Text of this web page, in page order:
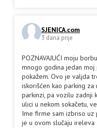
SJENICA.com
3 dana prije
POZNAVAJUĆI moju
mnogo godina jedan
pokažem. Ovo je valjda
iskorišćen kao parking za
parkinzi, pa vozilu zadnji
ulici u nekom sokačetu,
Ime firme sam izbriso
je u ovom slučaju ireleva